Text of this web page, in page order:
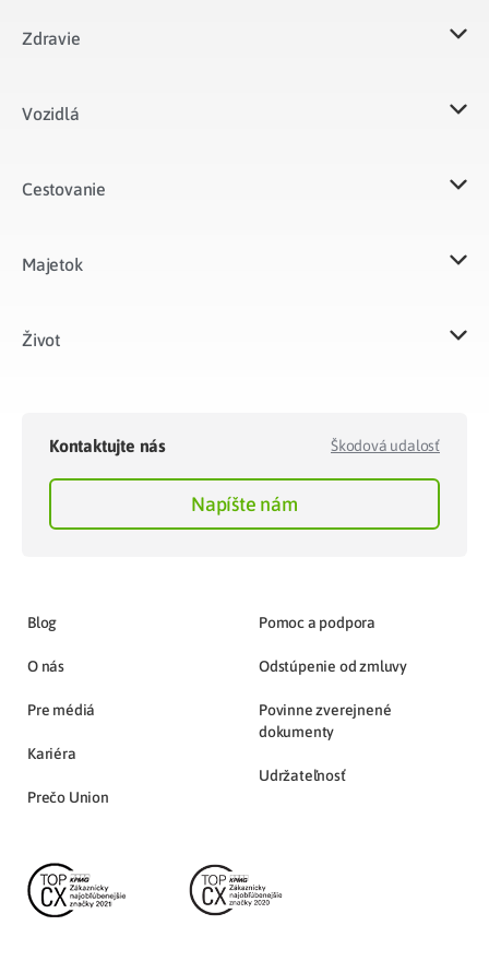
Zdravie
Vozidlá​
Cestovanie
Majetok​
Život​
Kontaktujte nás Škodová udalosť
Napíšte nám
Blog
O nás
Pre médiá
Kariéra
Prečo Union
Pomoc a podpora
Odstúpenie od zmluvy
Povinne zverejnené
dokumenty
Udržateľnosť